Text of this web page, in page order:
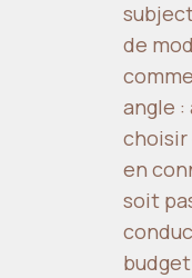
de
angle
en
soit